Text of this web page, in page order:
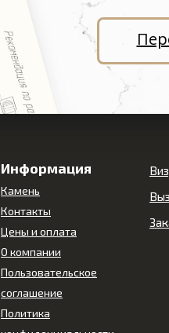
Информация
Камень
Контакты
Цены и оплата
О компании
Пользовательское
соглашение
Политика